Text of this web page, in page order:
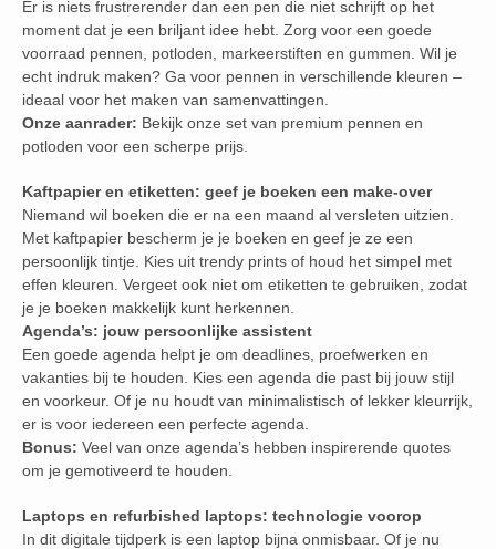
Er is niets frustrerender dan een pen die niet schrijft op het
moment dat je een briljant idee hebt. Zorg voor een goede
voorraad pennen, potloden, markeerstiften en gummen. Wil je
echt indruk maken? Ga voor pennen in verschillende kleuren –
ideaal voor het maken van samenvattingen.
Onze aanrader: Bekijk onze set van premium pennen en
potloden voor een scherpe prijs.
Kaftpapier en etiketten: geef je boeken een make-over
Niemand wil boeken die er na een maand al versleten uitzien.
Met kaftpapier bescherm je je boeken en geef je ze een
persoonlijk tintje. Kies uit trendy prints of houd het simpel met
effen kleuren. Vergeet ook niet om etiketten te gebruiken, zodat
je je boeken makkelijk kunt herkennen.
Agenda’s: jouw persoonlijke assistent
Een goede agenda helpt je om deadlines, proefwerken en
vakanties bij te houden. Kies een agenda die past bij jouw stijl
en voorkeur. Of je nu houdt van minimalistisch of lekker kleurrijk,
er is voor iedereen een perfecte agenda.
Bonus: Veel van onze agenda’s hebben inspirerende quotes
om je gemotiveerd te houden.
Laptops en refurbished laptops: technologie voorop
In dit digitale tijdperk is een laptop bijna onmisbaar. Of je nu